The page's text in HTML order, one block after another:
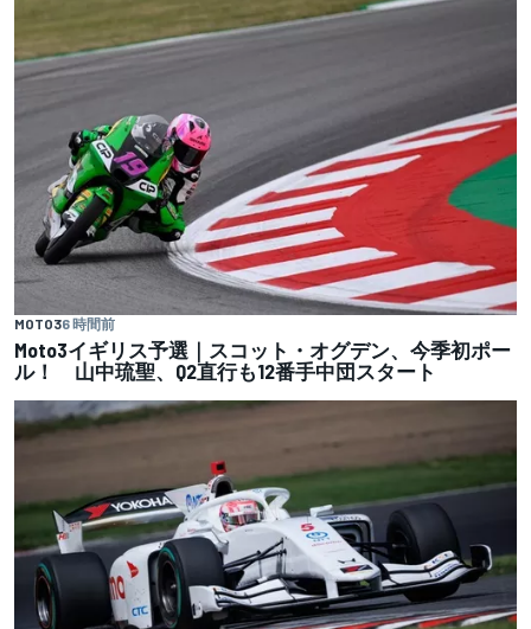
MOTO36 時間前
Moto3イギリス予選｜スコット・オグデン、今季初ポー
ル！ 山中琉聖、Q2直行も12番手中団スタート